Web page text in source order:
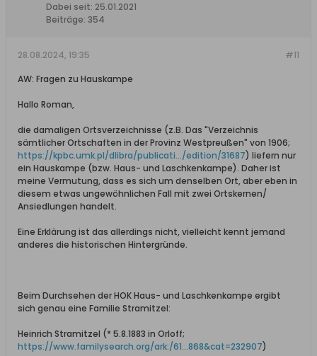
Dabei seit: 25.01.2021
Beiträge: 354
#11
28.08.2024, 19:35
AW: Fragen zu Hauskampe
Hallo Roman,
die damaligen Ortsverzeichnisse (z.B. Das "Verzeichnis
sämtlicher Ortschaften in der Provinz Westpreußen" von 1906;
https://kpbc.umk.pl/dlibra/publicati.../edition/31687) liefern nur
ein Hauskampe (bzw. Haus- und Laschkenkampe). Daher ist
meine Vermutung, dass es sich um denselben Ort, aber eben in
diesem etwas ungewöhnlichen Fall mit zwei Ortskernen/
Ansiedlungen handelt.
Eine Erklärung ist das allerdings nicht, vielleicht kennt jemand
anderes die historischen Hintergründe.
Beim Durchsehen der HOK Haus- und Laschkenkampe ergibt
sich genau eine Familie Stramitzel:
Heinrich Stramitzel (* 5.8.1883 in Orloff;
https://www.familysearch.org/ark:/61...868&cat=232907)